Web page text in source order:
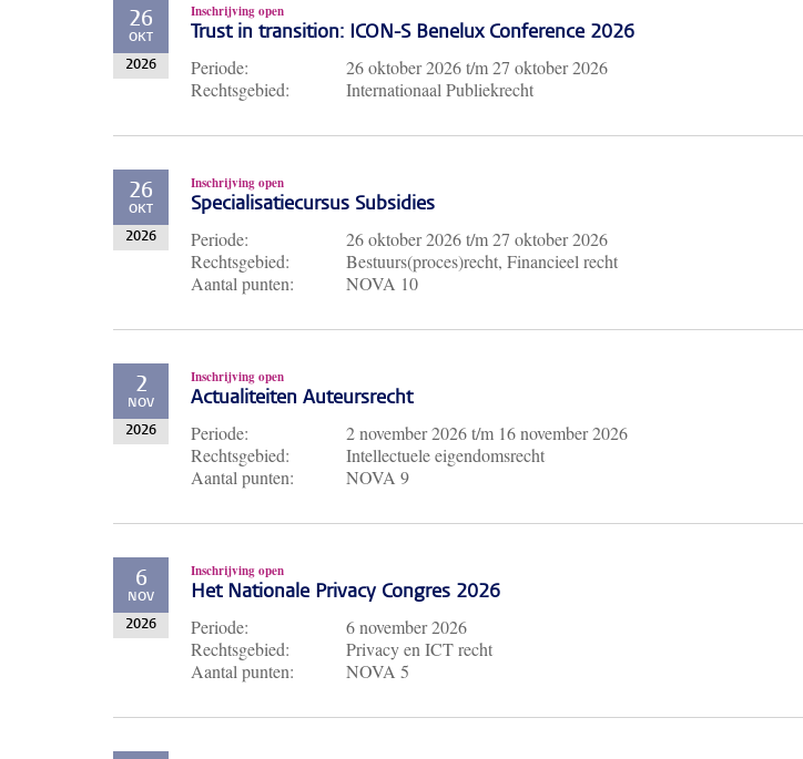
26
OKT
2026
Inschrijving open
Trust in transition: ICON-S Benelux Conference 2026
Periode: 26 oktober 2026t/m27 oktober 2026
Rechtsgebied:
Internationaal Publiekrecht
26
OKT
2026
Inschrijving open
Specialisatiecursus Subsidies
Periode: 26 oktober 2026t/m27 oktober 2026
Rechtsgebied:
Bestuurs(proces)recht, Financieel recht
Aantal punten:
NOVA 10
2
NOV
2026
Inschrijving open
Actualiteiten Auteursrecht
Periode: 2 november 2026t/m 16 november 2026
Rechtsgebied:
Intellectuele eigendomsrecht
Aantal punten:
NOVA 9
6
NOV
2026
Inschrijving open
Het Nationale Privacy Congres 2026
Periode:
6 november 2026
Rechtsgebied:
Privacy en ICT recht
Aantal punten:
NOVA 5